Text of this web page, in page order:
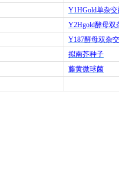
Y1HGold单杂
Y2Hgold酵母双
Y187酵母双杂
拟南芥种子
藤黄微球菌